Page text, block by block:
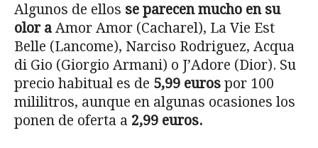
Algunos de ellos se parecen mucho en su
olor a Amor Amor (Cacharel), La Vie Est
Belle (Lancome), Narciso Rodriguez, Acqua
di Gio (Giorgio Armani) o J’Adore (Dior). Su
precio habitual es de 5,99 euros por 100
mililitros, aunque en algunas ocasiones los
ponen de oferta a 2,99 euros.